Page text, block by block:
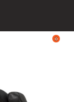
0